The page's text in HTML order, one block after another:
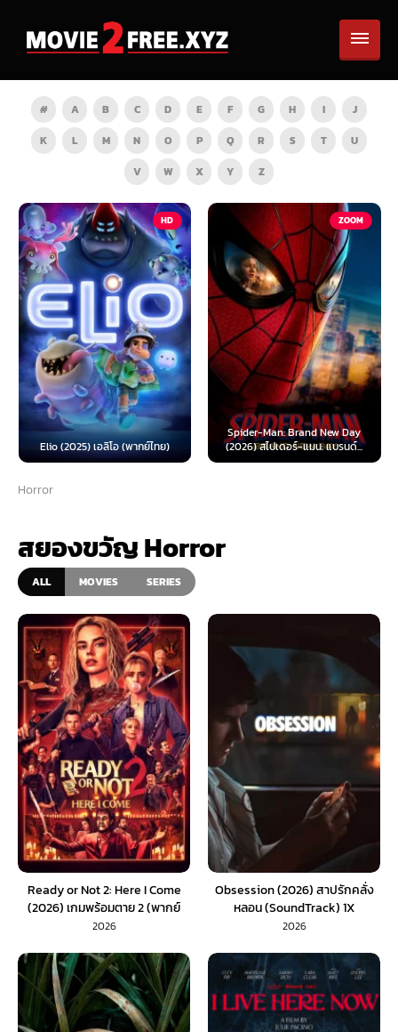
# A B C D E F G H I
J
K
L M N O P Q R S T
U
V
W X Y Z
HD
Elio (2025) เอลิโอ (พากย์ไทย)
ZOOM
Spider-Man: Brand New Day
(2026) สไปเดอร์-แมน: แบรนด์...
Horror
สยองขวัญ Horror
ALL MOVIES SERIES
Ready or Not 2: Here I Come
(2026) เกมพร้อมตาย 2 (พากย์
ไทย)
2026
Obsession (2026) สาปรักคลั่ง
หลอน (SoundTrack) 1X
2026